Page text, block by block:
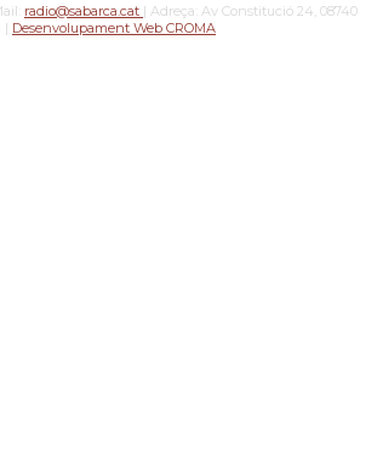
radio@sabarca.cat | Adreça: Av Constitució 24, 08740
| Desenvolupament Web CROMA